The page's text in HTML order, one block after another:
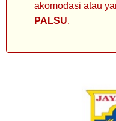
akomodasi atau
PALSU.